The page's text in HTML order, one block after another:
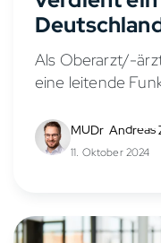
Als Oberarzt/-
eine leitende
Assistenzarzt/-
für viele
MUDr.
11. Oktober 2024